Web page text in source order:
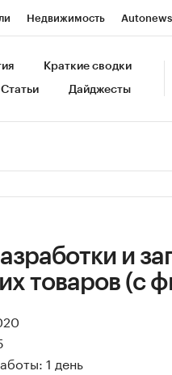
Недвижимость Autonews
Спецпроекты СПб
Краткие сводки
Статьи Дайджесты
и
товаров (с
1 день